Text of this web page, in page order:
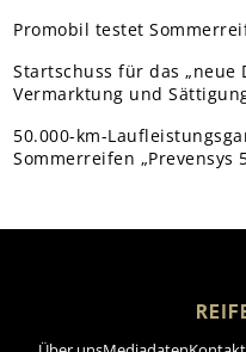
Promobil testet
Startschuss für das „neue
Vermarktung und
50.000-km-
Sommerreifen „Prevensys